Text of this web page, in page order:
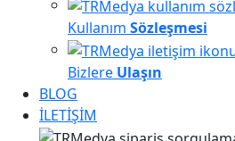
Kullanım Sözleşmesi
Bizlere Ulaşın
BLOG
İLETİŞİM